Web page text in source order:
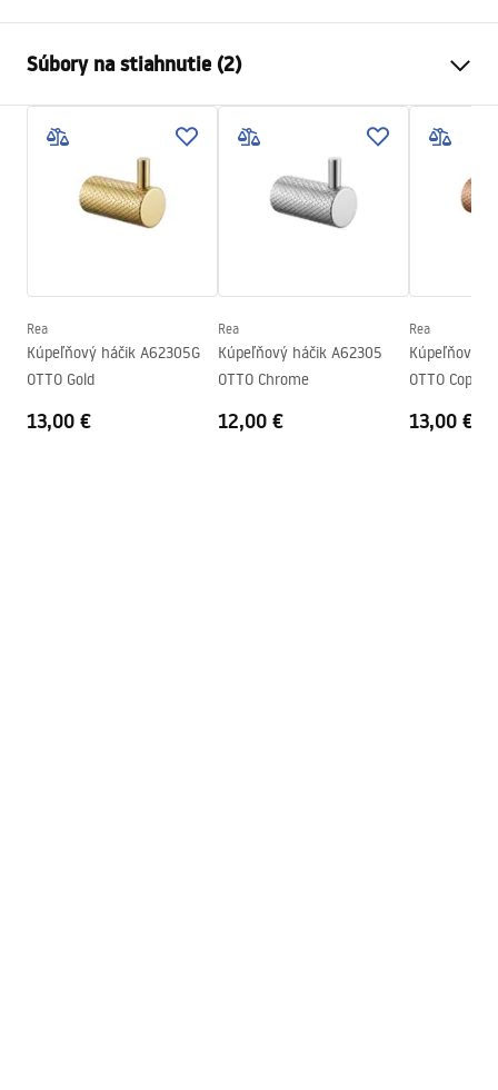
Materiál
Spôsob montáže
Skrutkovací
Šírka
23
45mm
50mm
Súbory na stiahnutie (2)
Záručné podmienky
Warranty_Terms_and_Conditions_Accessories_-_24.pdf
Rea
Kúpeľňový háčik A62305G
OTTO Gold
13,00 €
Rea
Kúpeľňový háčik A62305
OTTO Chrome
12,00 €
Rea
Kúpeľňový
OTTO Copper
13,00 €